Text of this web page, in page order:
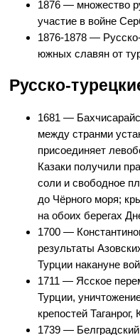
1876 — множество
участие в войне
1876-1878 —
южных славян от
Русско-
1681 —
между странми
присоединяет
Казаки получили
соли и свободное
до Чёрного моря;
на обоих берегах
1700 —
результаты
Турции накануне
1711 — Ясское
Турции,
крепостей
1739 —